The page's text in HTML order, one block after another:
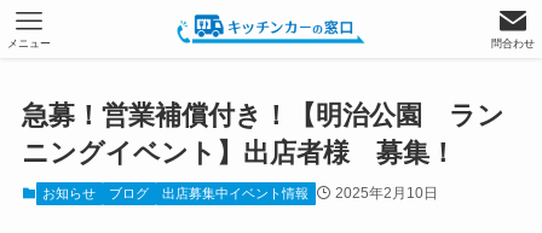
問合わせ
メニュー
急募！営業補償付き！【明治公園 ラン
ニングイベント】出店者様 募集！
お知らせ ブログ 出店募集中イベント情報 2025年2月10日